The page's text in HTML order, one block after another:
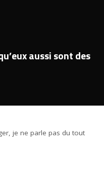
aussi sont des
je ne parle pas du tout